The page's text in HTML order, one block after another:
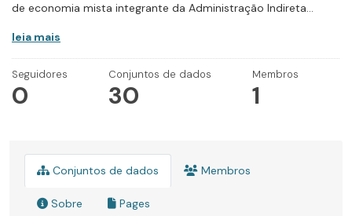
de economia mista integrante da Administração Indireta...
leia mais
Seguidores
0
Conjuntos de dados
30
Membros
1
Conjuntos de dados Membros
Sobre Pages